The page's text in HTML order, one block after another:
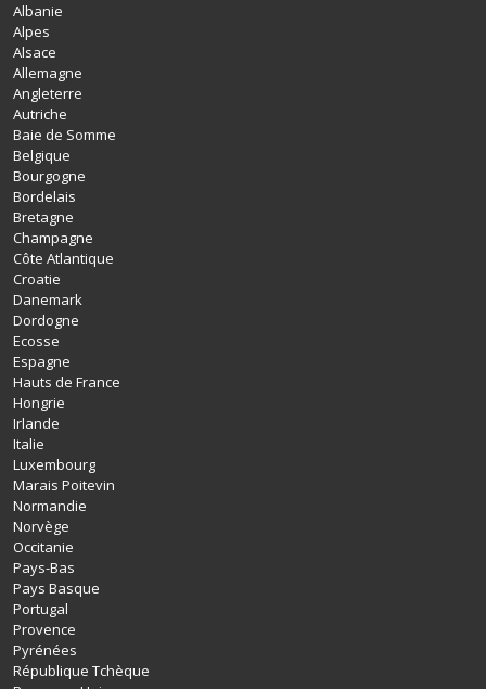
Albanie
Alpes
Alsace
Allemagne
Angleterre
Autriche
Baie de Somme
Belgique
Bourgogne
Bordelais
Bretagne
Champagne
Côte Atlantique
Croatie
Danemark
Dordogne
Ecosse
Espagne
Hauts de France
Hongrie
Irlande
Italie
Luxembourg
Marais Poitevin
Normandie
Norvège
Occitanie
Pays-Bas
Pays Basque
Portugal
Provence
Pyrénées
République Tchèque